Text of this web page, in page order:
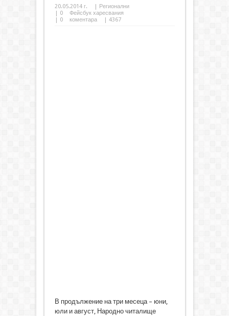
20.05.2014 г. | Регионални
| 0
Фейсбук харесвания
| 0 коментара | 4367
В продължение на три месеца – юни,
юли и август, Народно читалище